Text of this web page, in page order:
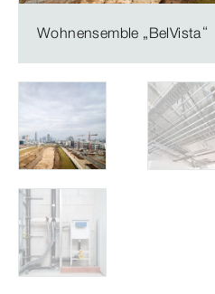
Wohnensemble „BelVista“